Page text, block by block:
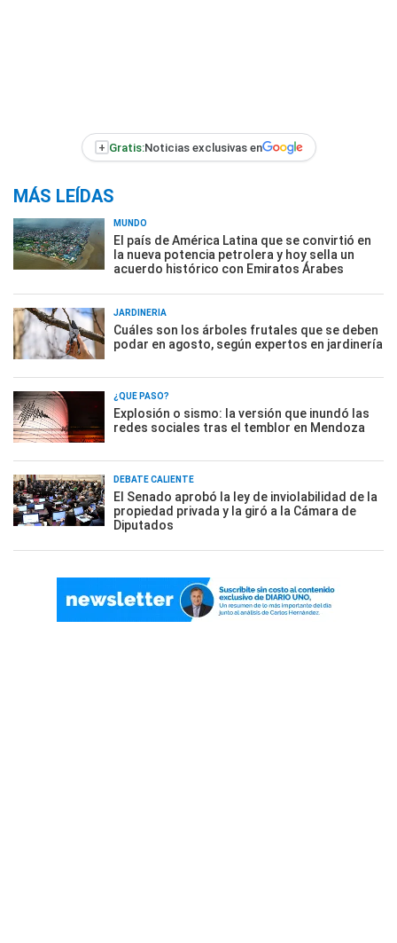
+ Gratis:Noticias exclusivas en
MÁS LEÍDAS
MUNDO
El país de América Latina que se convirtió en
la nueva potencia petrolera y hoy sella un
acuerdo histórico con Emiratos Árabes
JARDINERÍA
Cuáles son los árboles frutales que se deben
podar en agosto, según expertos en jardinería
¿QUÉ PASÓ?
Explosión o sismo: la versión que inundó las
redes sociales tras el temblor en Mendoza
DEBATE CALIENTE
El Senado aprobó la ley de inviolabilidad de la
propiedad privada y la giró a la Cámara de
Diputados